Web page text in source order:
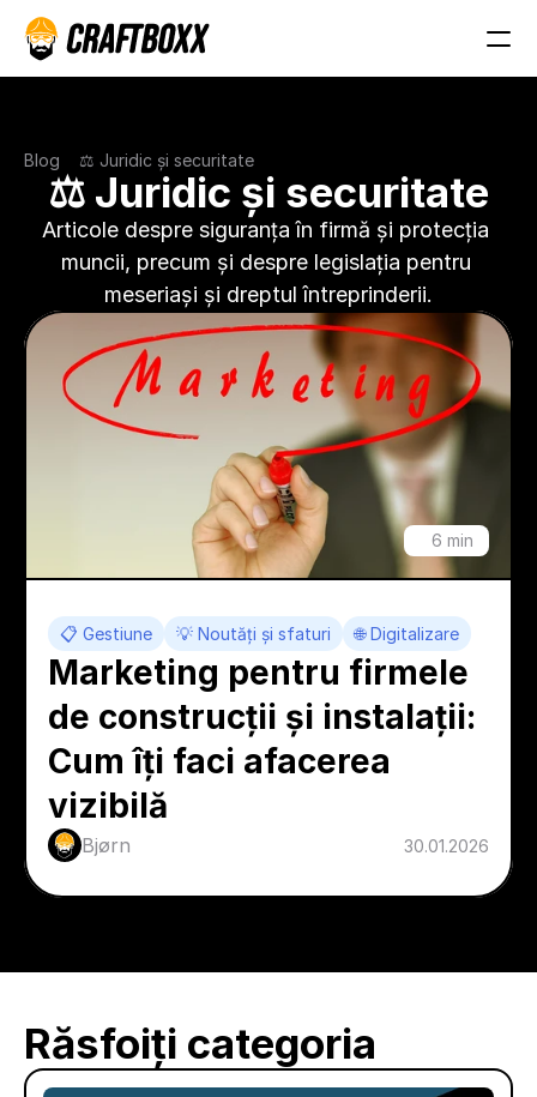
Blog ⚖️ Juridic și securitate
⚖️ Juridic și securitate
Articole despre siguranța în firmă și protecția
muncii, precum și despre legislația pentru
meseriași și dreptul întreprinderii.
📋 Gestiune 💡 Noutăți și sfaturi 🌐 Digitalizare
Marketing pentru firmele
de construcții și instalații:
Cum îți faci afacerea
vizibilă
Bjørn 30.01.2026
6 min
Răsfoiți categoria